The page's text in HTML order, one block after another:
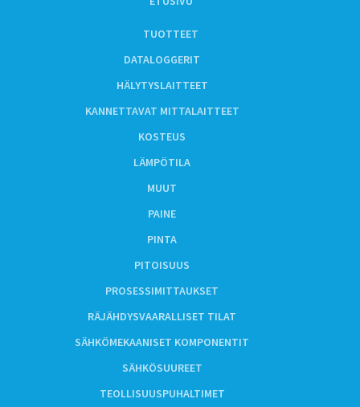
TUOTTEET
DATALOGGERIT
HÄLYTYSLAITTEET
KANNETTAVAT MITTALAITTEET
KOSTEUS
LÄMPÖTILA
MUUT
PAINE
PINTA
PITOISUUS
PROSESSIMITTAUKSET
RÄJÄHDYSVAARALLISET TILAT
SÄHKÖMEKAANISET KOMPONENTIT
SÄHKÖSUUREET
TEOLLISUUSPUHALTIMET